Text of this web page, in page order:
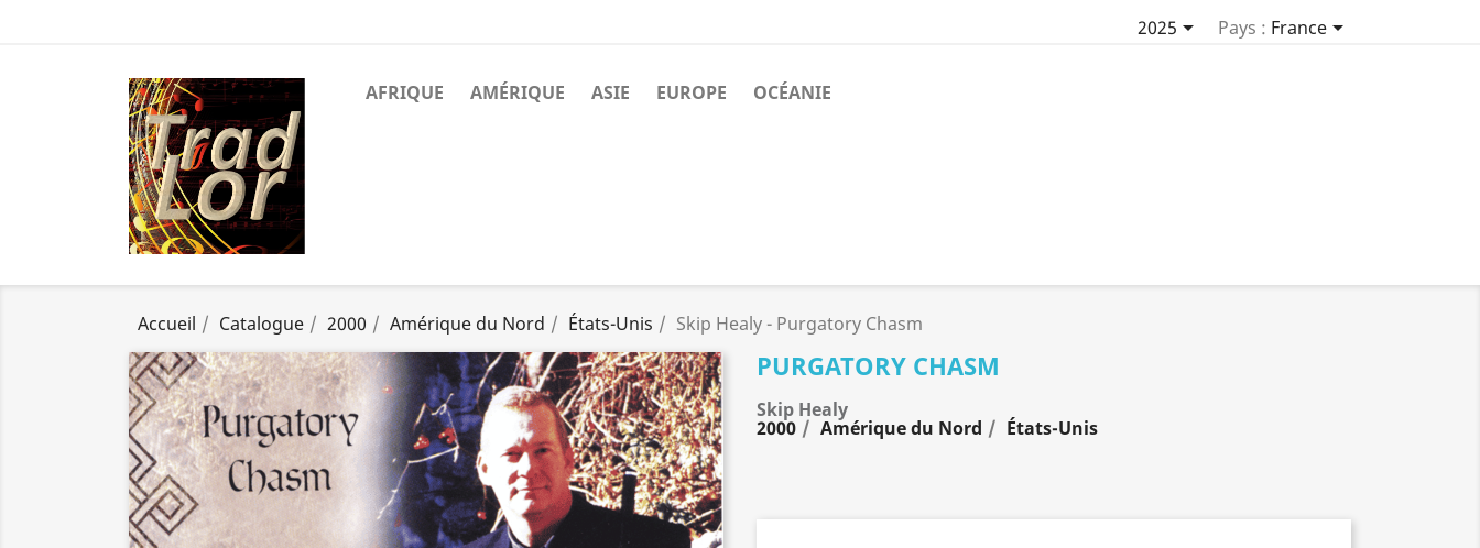
2025 Pays : France
AFRIQUE AMÉRIQUE ASIE EUROPE OCÉANIE
Accueil Catalogue 2000 Amérique du Nord États-Unis Skip Healy - Purgatory Chasm
PURGATORY CHASM
Skip Healy
2000 Amérique du Nord États-Unis